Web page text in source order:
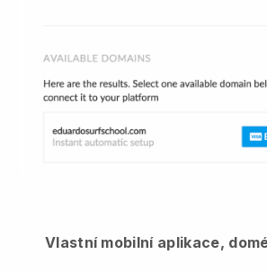
Vlastní mobilní aplikace,